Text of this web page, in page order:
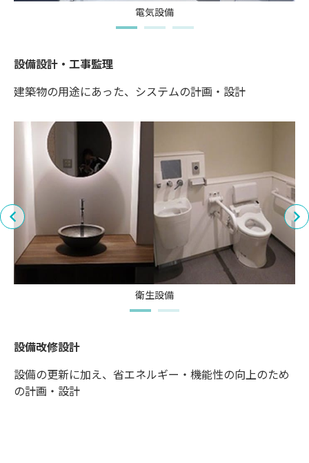
電気設備
設備設計・工事監理
建築物の用途にあった、システムの計画・設計
衛生設備
設備改修設計
設備の更新に加え、省エネルギー・機能性の向上のため
の計画・設計